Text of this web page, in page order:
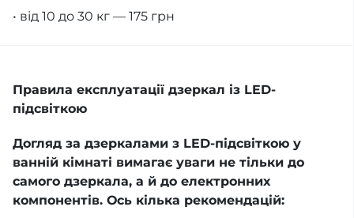
• від 10 до 30 кг — 175 грн
Правила експлуатації дзеркал із LED-
підсвіткою
Догляд за дзеркалами з LED-підсвіткою у
ванній кімнаті вимагає уваги не тільки до
самого дзеркала, а й до електронних
компонентів. Ось кілька рекомендацій: